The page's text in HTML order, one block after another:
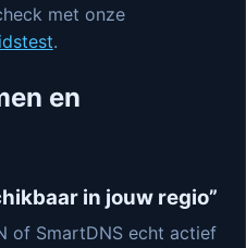
met onze
.
en
in jouw regio”
of SmartDNS echt actief